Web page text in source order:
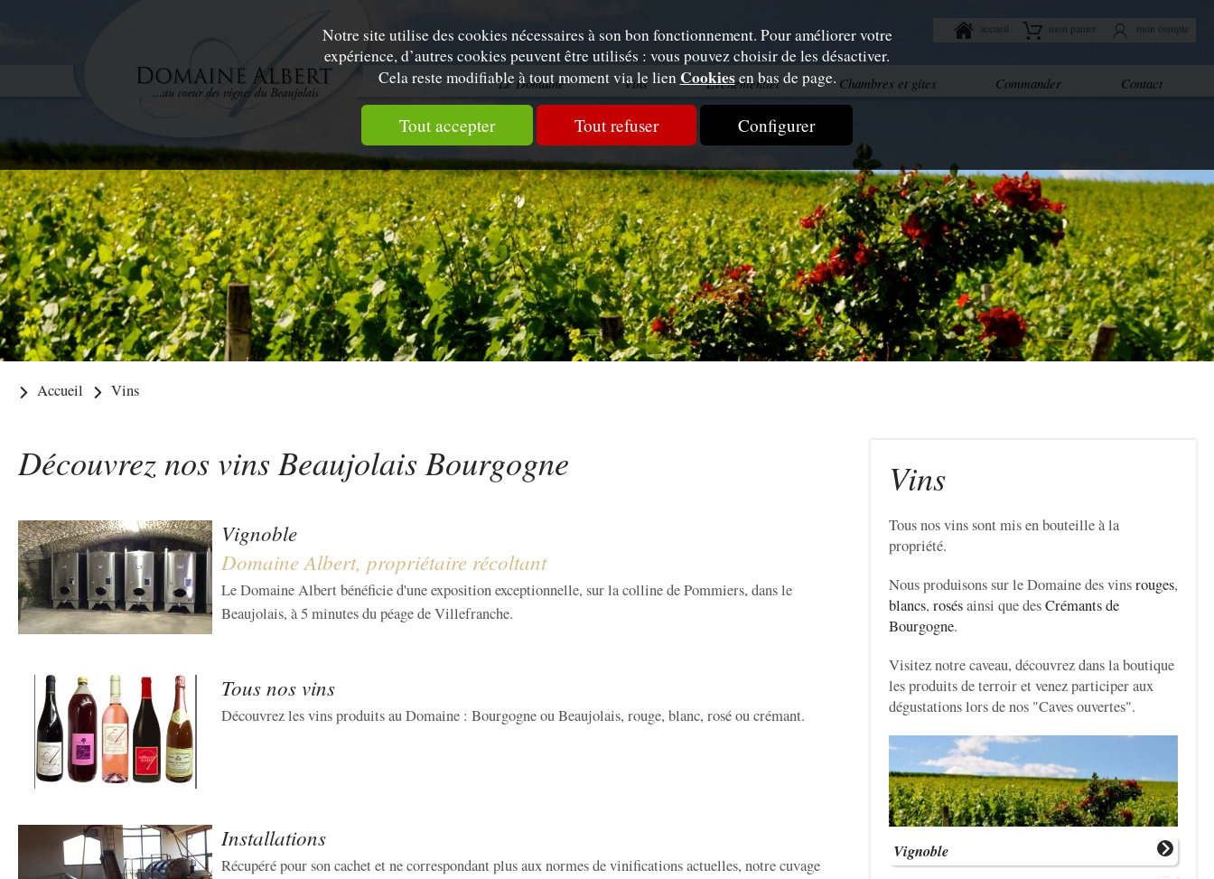
Notre site utilise des cookies nécessaires à son bon fonctionnement. Pour améliorer votre
expérience, d’autres cookies peuvent être utilisés : vous pouvez choisir de les désactiver.
Cela reste modifiable à tout moment via le lien Cookiesen bas de page.
Tout accepter Tout refuser Configurer
mon compte
mon panier
accueil
Le Domaine Vins Évènementiel Chambres et gîtes Commander Contact
Accueil Vins
Vins
Tous nos vins sont mis en bouteille à la
propriété.
Nous produisons sur le Domaine des vinsrouges,
blancs, rosésainsi que desCrémants de
Bourgogne.
Visitez notre caveau, découvrez dans la boutique
les produits de terroir et venez participer aux
dégustations lors de nos "Caves ouvertes".
Vignoble
Découvrez nos vins Beaujolais Bourgogne
Vignoble
Domaine Albert, propriétaire récoltant
Le Domaine Albert bénéficie d'une exposition exceptionnelle, sur la colline de Pommiers, dans le
Beaujolais, à 5 minutes du péage de Villefranche.
Tous nos vins
Découvrez les vins produits au Domaine : Bourgogne ou Beaujolais, rouge, blanc, rosé ou crémant.
Installations
Récupéré pour son cachet et ne correspondant plus aux normes de vinifications actuelles, notre cuvage